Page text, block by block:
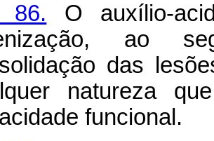
86. O auxílio-
ao
das
natureza
funcional.